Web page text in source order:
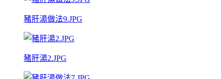
豬肝湯做法9.JPG
豬肝湯2.JPG